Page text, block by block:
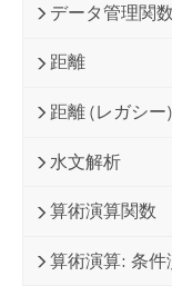
データ管理関数
距離
距離 (レガシー)
水文解析
算術演算関数
算術演算: 条件